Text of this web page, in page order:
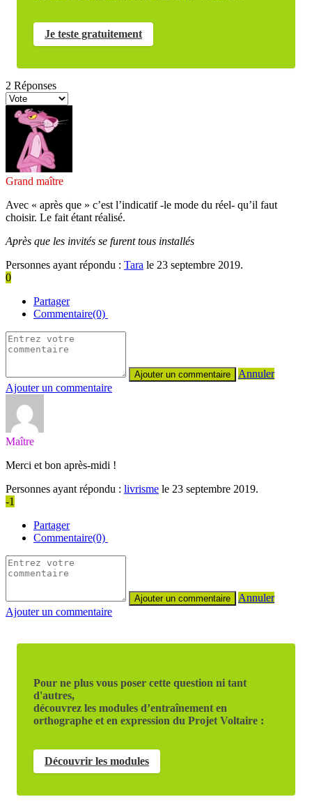
Je teste gratuitement
2 Réponses
Grand maître
Avec « après que » c’est l’indicatif -le mode du réel- qu’il faut
choisir. Le fait étant réalisé.
Après que les invités se furent tous installés
Personnes ayant répondu : Tara le 23 septembre 2019.
0
Partager
Commentaire(0)
Annuler
Ajouter un commentaire
Maître
Merci et bon après-midi !
Personnes ayant répondu : livrisme le 23 septembre 2019.
-1
Partager
Commentaire(0)
Annuler
Ajouter un commentaire
Pour ne plus vous poser cette question ni tant
d'autres,
découvrez les modules d’entraînement en
orthographe et en expression du Projet Voltaire :
Découvrir les modules